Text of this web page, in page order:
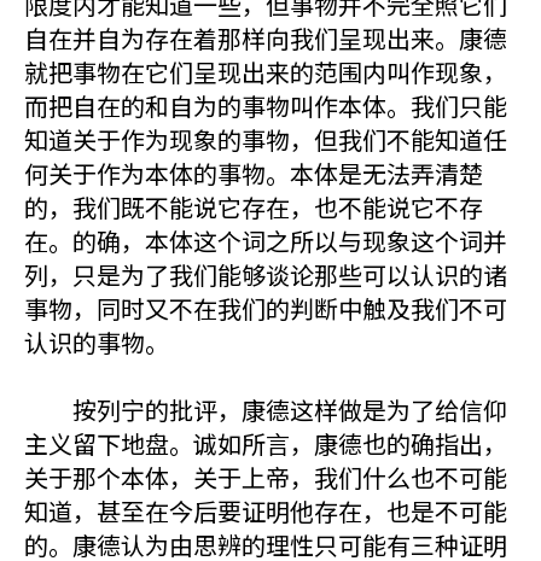
自在并自为存在着那样向我们呈现出来。康德
就把事物在它们呈现出来的范围内叫作现象，
而把自在的和自为的事物叫作本体。我们只能
知道关于作为现象的事物，但我们不能知道任
何关于作为本体的事物。本体是无法弄清楚
的，我们既不能说它存在，也不能说它不存
在。的确，本体这个词之所以与现象这个词并
列，只是为了我们能够谈论那些可以认识的诸
事物，同时又不在我们的判断中触及我们不可
认识的事物。
按列宁的批评，康德这样做是为了给信仰
主义留下地盘。诚如所言，康德也的确指出，
关于那个本体，关于上帝，我们什么也不可能
知道，甚至在今后要证明他存在，也是不可能
的。康德认为由思辨的理性只可能有三种证明